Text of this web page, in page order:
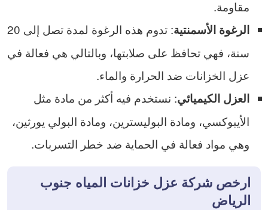
مقاومة.
الرغوة الأسمنتية
: تدوم هذه الرغوة لمدة تصل إلى 20
سنة، فهي تحافظ على صلابتها، وبالتالي هي فعالة في
عزل الخزانات ضد الحرارة والماء.
العزل الكيميائي: نستخدم فيه أكثر من مادة مثل
الأيبوكسي، ومادة البوليسترين، ومادة البولي يورثين،
وهي مواد فعالة في الحماية ضد خطر التسربات.
ارخص شركة عزل خزانات المياه جنوب
الرياض